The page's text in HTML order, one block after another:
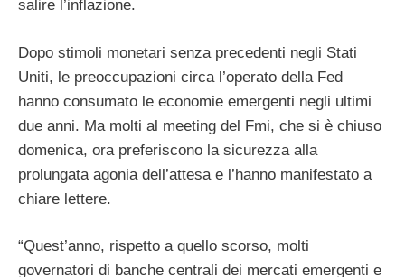
salire l’inflazione.
Dopo stimoli monetari senza precedenti negli Stati
Uniti, le preoccupazioni circa l’operato della Fed
hanno consumato le economie emergenti negli ultimi
due anni. Ma molti al meeting del Fmi, che si è chiuso
domenica, ora preferiscono la sicurezza alla
prolungata agonia dell’attesa e l’hanno manifestato a
chiare lettere.
“Quest’anno, rispetto a quello scorso, molti
governatori di banche centrali dei mercati emergenti e